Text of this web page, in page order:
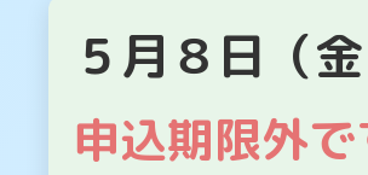
５月８日（
申込期限外で